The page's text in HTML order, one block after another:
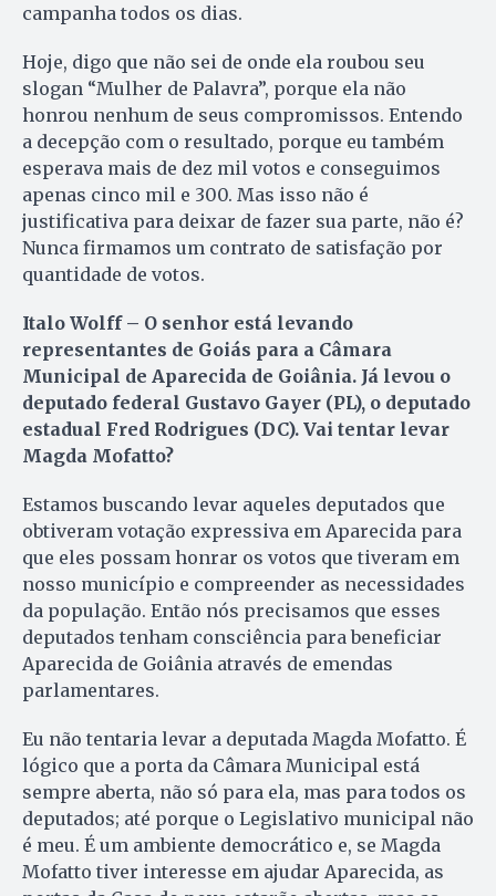
campanha todos os dias.
Hoje, digo que não sei de onde ela roubou seu
slogan “Mulher de Palavra”, porque ela não
honrou nenhum de seus compromissos. Entendo
a decepção com o resultado, porque eu também
esperava mais de dez mil votos e conseguimos
apenas cinco mil e 300. Mas isso não é
justificativa para deixar de fazer sua parte, não é?
Nunca firmamos um contrato de satisfação por
quantidade de votos.
Italo Wolff – O senhor está levando
representantes de Goiás para a Câmara
Municipal de Aparecida de Goiânia. Já levou o
deputado federal Gustavo Gayer (PL), o deputado
estadual Fred Rodrigues (DC). Vai tentar levar
Magda Mofatto?
Estamos buscando levar aqueles deputados que
obtiveram votação expressiva em Aparecida para
que eles possam honrar os votos que tiveram em
nosso município e compreender as necessidades
da população. Então nós precisamos que esses
deputados tenham consciência para beneficiar
Aparecida de Goiânia através de emendas
parlamentares.
Eu não tentaria levar a deputada Magda Mofatto. É
lógico que a porta da Câmara Municipal está
sempre aberta, não só para ela, mas para todos os
deputados; até porque o Legislativo municipal não
é meu. É um ambiente democrático e, se Magda
Mofatto tiver interesse em ajudar Aparecida, as